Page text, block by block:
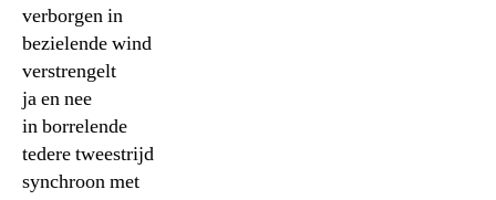
verborgen in
bezielende wind
verstrengelt
ja en nee
in borrelende
tedere tweestrijd
synchroon met